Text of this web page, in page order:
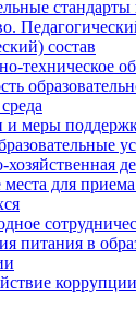
стандарты
состав
техническое
и меры
для
питания в
коррупции